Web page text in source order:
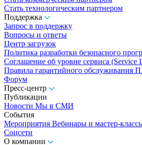
Стать технологическим партнером
Поддержка
Запрос в поддержку
Вопросы и ответы
Центр загрузок
Политика разработки безопасного
Соглашение об уровне сервиса (Service
Правила гарантийного обслуживания
Форум
Пресс-центр
Публикации
Новости Мы в СМИ
События
Мероприятия Вебинары и мастер-
Соцсети
О компании